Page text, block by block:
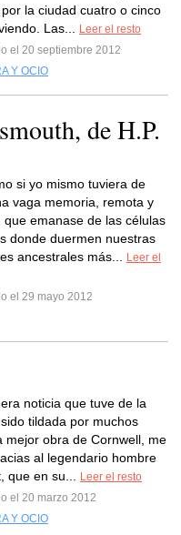
la ciudad cuatro o cinco
Las...
Leer el resto
el 20 septiembre 2012
Y OCIO
de H.P.
si yo mismo tuviera de
vaga memoria, remota y
que emanase de las células
donde duermen nuestras
ancestrales más...
Leer el
el 29 mayo 2012
noticia que tuve de la
tildada por muchos
mejor obra de Cornwell, me
al legendario hombre
que en su...
Leer el resto
el 20 marzo 2012
Y OCIO